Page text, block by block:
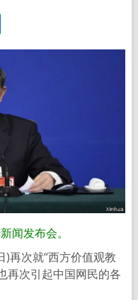
分
享
闻发布会。
再次就“西方价值观教
再次引起中国网民的各